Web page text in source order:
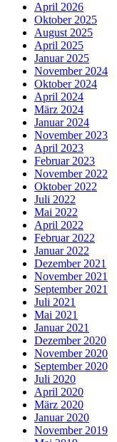
April 2026
Oktober 2025
August 2025
April 2025
Januar 2025
November 2024
Oktober 2024
April 2024
März 2024
Januar 2024
November 2023
April 2023
Februar 2023
November 2022
Oktober 2022
Juli 2022
Mai 2022
April 2022
Februar 2022
Januar 2022
Dezember 2021
November 2021
September 2021
Juli 2021
Mai 2021
Januar 2021
Dezember 2020
November 2020
September 2020
Juli 2020
April 2020
März 2020
Januar 2020
November 2019